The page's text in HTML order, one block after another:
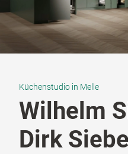
Küchenstudio in Melle
Wilhelm
Dirk